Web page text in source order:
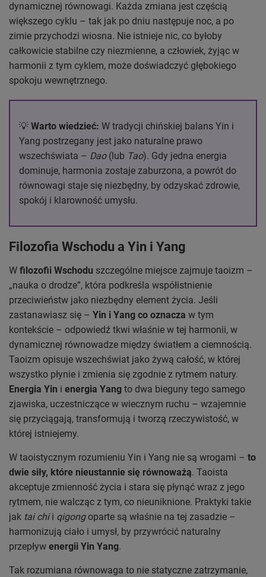
dynamicznej równowagi. Każda zmiana jest częścią
większego cyklu – tak jak po dniu następuje noc, a po
zimie przychodzi wiosna. Nie istnieje nic, co byłoby
całkowicie stabilne czy niezmienne, a człowiek, żyjąc w
harmonii z tym cyklem, może doświadczyć głębokiego
spokoju wewnętrznego.
💡 Warto wiedzieć: W tradycji chińskiej balans Yin i
Yang postrzegany jest jako naturalne prawo
wszechświata – Dao(lub Tao). Gdy jedna energia
dominuje, harmonia zostaje zaburzona, a powrót do
równowagi staje się niezbędny, by odzyskać zdrowie,
spokój i klarowność umysłu.
Filozofia Wschodu a Yin i Yang
W filozofii Wschodu szczególne miejsce zajmuje taoizm –
„nauka o drodze”, która podkreśla współistnienie
przeciwieństw jako niezbędny element życia. Jeśli
zastanawiasz się – Yin i Yang co oznacza w tym
kontekście – odpowiedź tkwi właśnie w tej harmonii, w
dynamicznej równowadze między światłem a ciemnością.
Taoizm opisuje wszechświat jako żywą całość, w której
wszystko płynie i zmienia się zgodnie z rytmem natury.
Energia Yin i energia Yang to dwa bieguny tego samego
zjawiska, uczestniczące w wiecznym ruchu – wzajemnie
się przyciągają, transformują i tworzą rzeczywistość, w
której istniejemy.
W taoistycznym rozumieniu Yin i Yang nie są wrogami – to
dwie siły, które nieustannie się równoważą. Taoista
akceptuje zmienność życia i stara się płynąć wraz z jego
rytmem, nie walcząc z tym, co nieuniknione. Praktyki takie
jak tai chii qigongoparte są właśnie na tej zasadzie –
harmonizują ciało i umysł, by przywrócić naturalny
przepływ energii Yin Yang.
Tak rozumiana równowaga to nie statyczne zatrzymanie,